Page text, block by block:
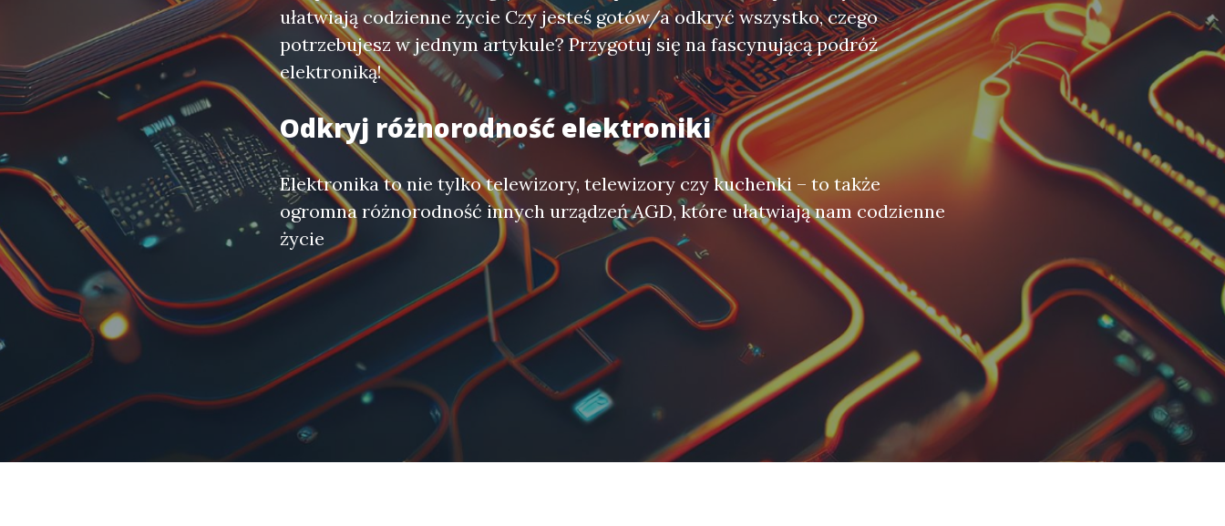
ułatwiają codzienne życie Czy jesteś gotów/a odkryć wszystko, czego
potrzebujesz w jednym artykule? Przygotuj się na fascynującą podróż
elektroniką!
Odkryj różnorodność elektroniki
Elektronika to nie tylko telewizory, telewizory czy kuchenki – to także
ogromna różnorodność innych urządzeń AGD, które ułatwiają nam codzienne
życie